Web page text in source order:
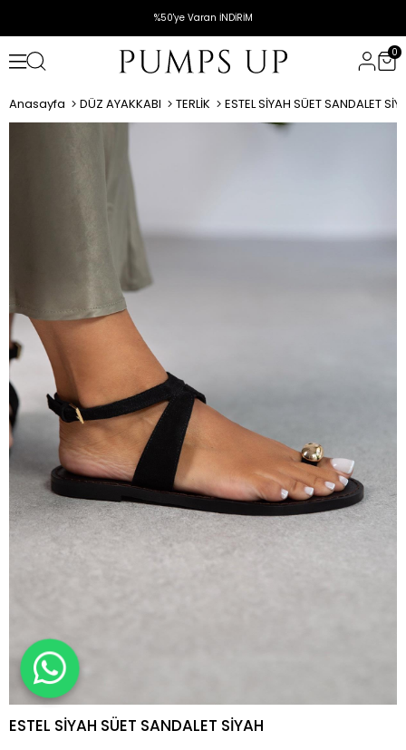
%50'ye Varan İNDİRİM
0
Anasayfa DÜZ AYAKKABI TERLİK ESTEL SİYAH SÜET SANDALET
ESTEL SİYAH SÜET SANDALET SİYAH